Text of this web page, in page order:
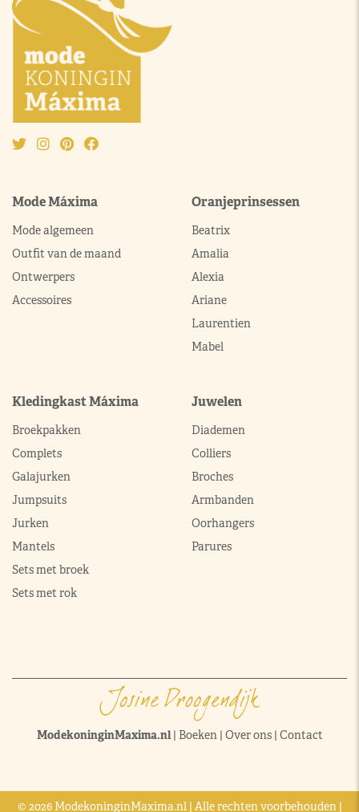
Mode Máxima
Mode algemeen
Outfit van de maand
Ontwerpers
Accessoires
Oranjeprinsessen
Beatrix
Amalia
Alexia
Ariane
Laurentien
Mabel
Kledingkast Máxima
Broekpakken
Complets
Galajurken
Jumpsuits
Jurken
Mantels
Sets met broek
Sets met rok
Juwelen
Diademen
Colliers
Broches
Armbanden
Oorhangers
Parures
ModekoninginMaxima.nl| Boeken| Over ons| Contact
© 2026 ModekoninginMaxima.nl | Alle rechten voorbehouden |